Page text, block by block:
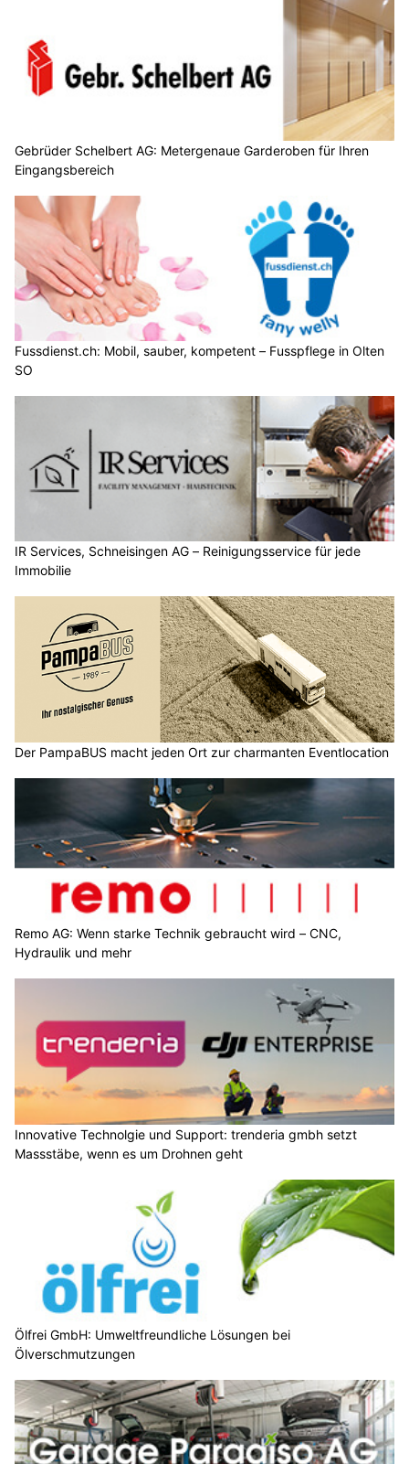
Gebrüder Schelbert AG: Metergenaue Garderoben für Ihren
Eingangsbereich
Fussdienst.ch: Mobil, sauber, kompetent – Fusspflege in Olten
SO
IR Services, Schneisingen AG – Reinigungsservice für jede
Immobilie
Der PampaBUS macht jeden Ort zur charmanten Eventlocation
Remo AG: Wenn starke Technik gebraucht wird – CNC,
Hydraulik und mehr
Innovative Technolgie und Support: trenderia gmbh setzt
Massstäbe, wenn es um Drohnen geht
Ölfrei GmbH: Umweltfreundliche Lösungen bei
Ölverschmutzungen